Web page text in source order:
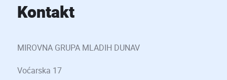
Kontakt
MIROVNA GRUPA MLADIH DUNAV
Voćarska 17